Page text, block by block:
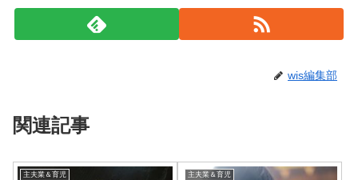
wis編集部
関連記事
主夫業＆育児 主夫業＆育児